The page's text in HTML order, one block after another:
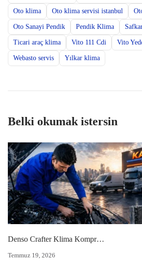
Oto klima Oto klima servisi istanbul
Oto Sanayi Pendik Pendik Klima
Ticari araç klima Vito 111 Cdi Vito
Webasto servis Yılkar klima
Belki okumak istersin
Temmuz 19, 2026
Denso Crafter Klima Kompresörü